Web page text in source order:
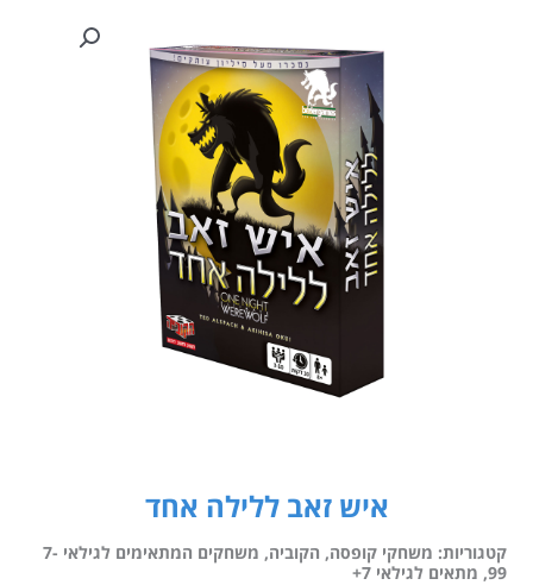
איש זאב ללילה אחד
קטגוריות: משחקי קופסה, הקוביה,
משחקים המתאימים לגילאי 7-
99
, מתאים לגילאי 7+